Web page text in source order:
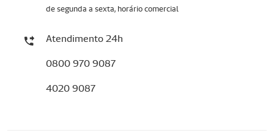
de segunda a sexta, horário comercial
Atendimento 24h
0800 970 9087
4020 9087